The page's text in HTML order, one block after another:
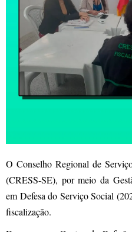
O Conselho Regional de
(CRESS-SE), por meio da
em Defesa do Serviço Social
fiscalização.